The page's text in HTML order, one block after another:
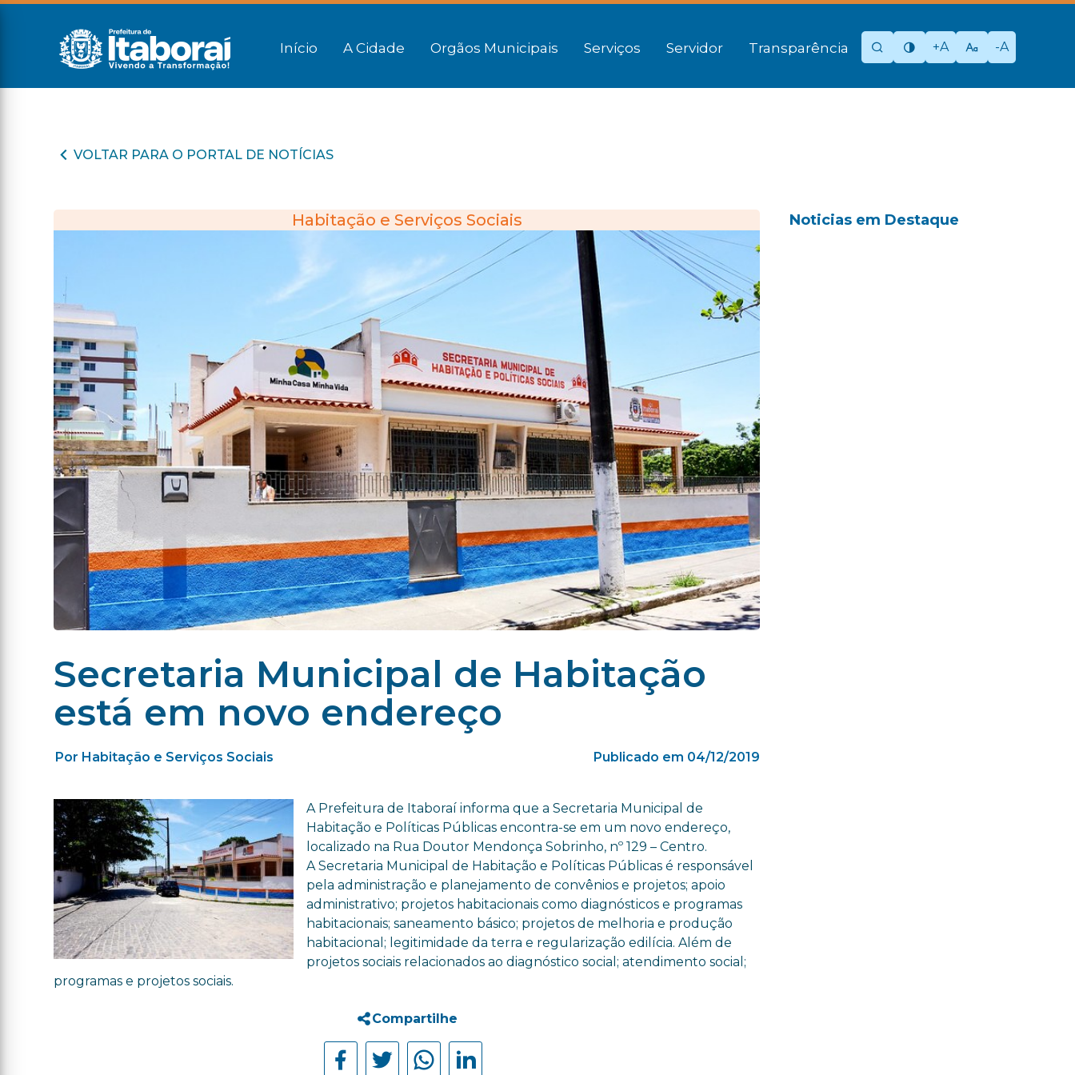
Início A Cidade Orgãos Municipais Serviços Servidor Transparência +A -A
VOLTAR PARA O PORTAL DE NOTÍCIAS
Habitação e Serviços Sociais
Secretaria Municipal de Habitação
está em novo endereço
Por Habitação e Serviços Sociais Publicado em 04/12/2019
A Prefeitura de Itaboraí informa que a Secretaria Municipal de
Habitação e Políticas Públicas encontra-se em um novo endereço,
localizado na Rua Doutor Mendonça Sobrinho, nº 129 – Centro.
A Secretaria Municipal de Habitação e Políticas Públicas é responsável
pela administração e planejamento de convênios e projetos; apoio
administrativo; projetos habitacionais como diagnósticos e programas
habitacionais; saneamento básico; projetos de melhoria e produção
habitacional; legitimidade da terra e regularização edilícia. Além de
projetos sociais relacionados ao diagnóstico social; atendimento social;
programas e projetos sociais.
Compartilhe
Noticias em Destaque